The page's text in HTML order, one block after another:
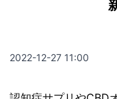
2022-12-27 11:00